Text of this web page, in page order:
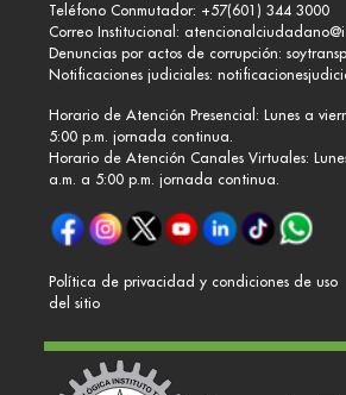
Teléfono Conmutador: +57(601) 344 3000
Correo Institucional:
Denuncias por actos de corrupción:
Notificaciones judiciales:
Horario de Atención Presencial: Lunes a
5:00 p.m. jornada continua.
Horario de Atención Canales Virtuales:
a.m. a 5:00 p.m. jornada continua.
Política de privacidad y condiciones de uso
del sitio